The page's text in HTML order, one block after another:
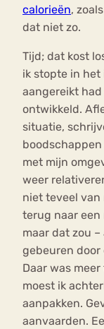
calorieën,
dat niet zo.
Tijd; dat kost
ik stopte in het
aangereikt
ontwikkeld.
situatie,
met mijn
weer
niet teveel van
terug naar een
maar dat zou
gebeuren door
Daar was
moest ik
aanpakken.
aanvaarden.